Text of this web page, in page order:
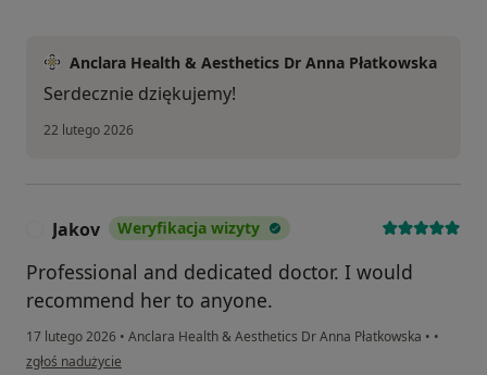
Anclara Health & Aesthetics Dr Anna Płatkowska
Serdecznie dziękujemy!
22 lutego 2026
Jakov Weryfikacja wizyty
Professional and dedicated doctor. I would
recommend her to anyone.
17 lutego 2026 • Anclara Health & Aesthetics Dr Anna Płatkowska • •
w opinii użytkownika Jakov
zgłoś nadużycie